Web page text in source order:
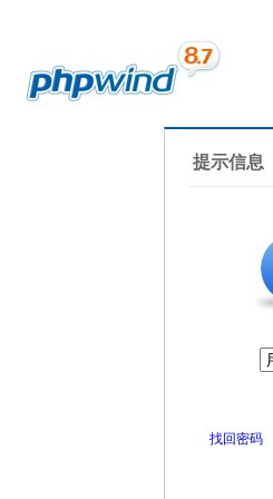
提示信息
找回密码